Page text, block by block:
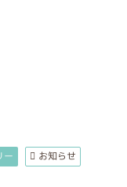
ー お知らせ